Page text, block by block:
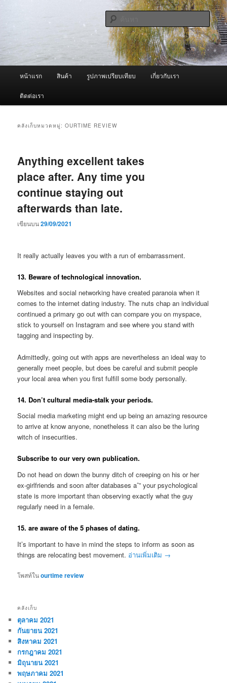
เนื้อหา
หลัก ผู้นำเข้าเครื่องพ่นหมอกควัน Best
Fogger / Fogger One และ อะไหล่
จำหน่ายเครื่องพ่นหมอกควัน คุณภาพดี บริการด้วยความจริงใจ
ค้นหา
หน้าแรก สินค้า รูปภาพเปรียบเทียบ เกี่ยวกับเรา
ติดต่อเรา
คลังเก็บหมวดหมู่:OURTIME REVIEW
Anything excellent takes
place after. Any time you
continue staying out
afterwards than late.
เขียนบน29/09/2021
It really actually leaves you with a run of embarrassment.
13. Beware of technological innovation.
Websites and social networking have created paranoia when it
comes to the internet dating industry. The nuts chap an individual
continued a primary go out with can compare you on myspace,
stick to yourself on Instagram and see where you stand with
tagging and inspecting by.
Admittedly, going out with apps are nevertheless an ideal way to
generally meet people, but does be careful and submit people
your local area when you first fulfill some body personally.
14. Don’t cultural media-stalk your periods.
Social media marketing might end up being an amazing resource
to arrive at know anyone, nonetheless it can also be the luring
witch of insecurities.
Subscribe to our very own publication.
Do not head on down the bunny ditch of creeping on his or her
ex-girlfriends and soon after databases aˆ” your psychological
state is more important than observing exactly what the guy
regularly need in a female.
15. are aware of the 5 phases of dating.
It’s important to have in mind the steps to inform as soon as
things are relocating best movement. อ่านเพิ่มเติม →
โพสท์ในourtime review
คลังเก็บ
ตุลาคม 2021
กันยายน 2021
สิงหาคม 2021
กรกฎาคม 2021
มิถุนายน 2021
พฤษภาคม 2021